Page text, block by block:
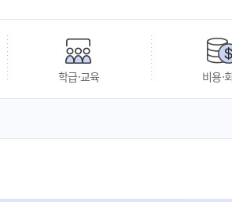
학급·교육 비용·